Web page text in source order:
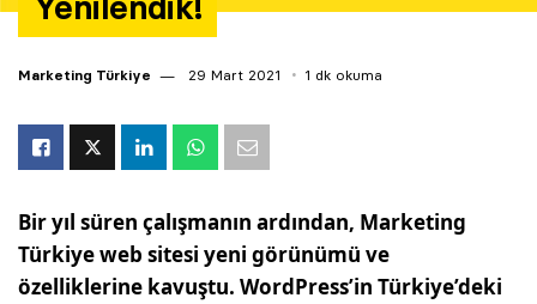
Marketing Türkiye 29 Mart 2021 1 dk okuma
Bir yıl süren çalışmanın ardından, Marketing
Türkiye web sitesi yeni görünümü ve
özelliklerine kavuştu. WordPress’in Türkiye’deki